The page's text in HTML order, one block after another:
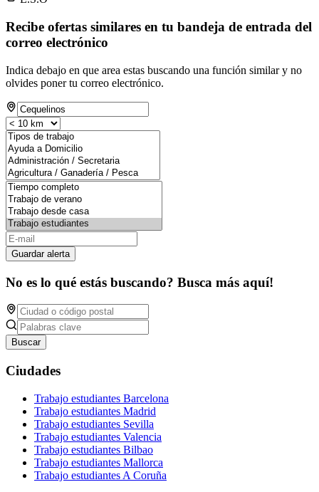
Recibe ofertas similares en tu bandeja de entrada del
correo electrónico
Indica debajo en que area estas buscando una función similar y no
olvides poner tu correo electrónico.
Guardar alerta
No es lo qué estás buscando? Busca más aquí!
Buscar
Ciudades
Trabajo estudiantes Barcelona
Trabajo estudiantes Madrid
Trabajo estudiantes Sevilla
Trabajo estudiantes Valencia
Trabajo estudiantes Bilbao
Trabajo estudiantes Mallorca
Trabajo estudiantes A Coruña